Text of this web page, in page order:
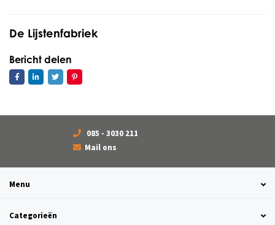
De Lijstenfabriek
Bericht delen
085 - 3030 211
Mail ons
Menu
Categorieën